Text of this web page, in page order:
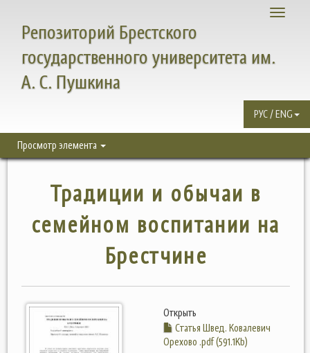
Toggle
Репозиторий Брестского
государственного университета им.
А. С. Пушкина
РУС / ENG
Просмотр элемента
Традиции и обычаи в
семейном воспитании на
Брестчине
Открыть
Статья Швед. Ковалевич
Орехово .pdf (591.1Kb)